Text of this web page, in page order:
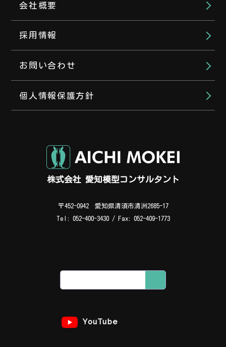
会社代表（平日 8:00～17:00）
052-400-3430
090-3380-8300
で問い合わせ
会社概要
採用情報
お問い合わせ
個人情報保護方針
株式会社 愛知模型コンサルタント
〒452-0942 愛知県清須市清洲2685-17
Tel: 052-400-3430 / Fax: 052-409-1773
YouTube